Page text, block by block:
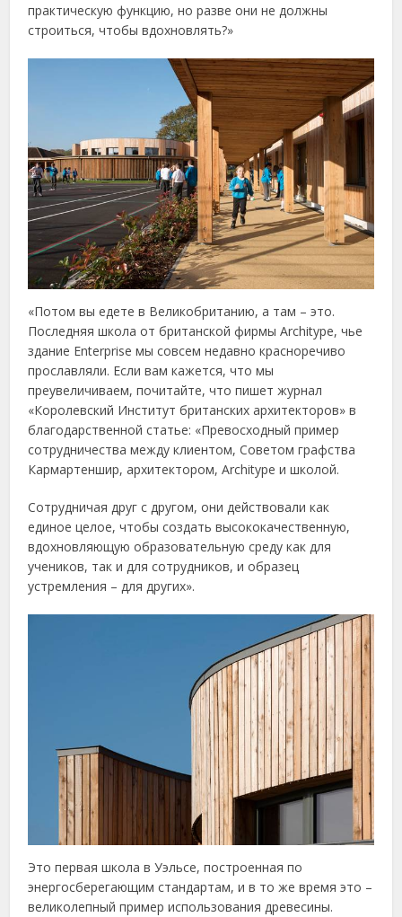
практическую функцию, но разве они не должны
строиться, чтобы вдохновлять?»
«Потом вы едете в Великобританию, а там – это.
Последняя школа от британской фирмы Architype, чье
здание Enterprise мы совсем недавно красноречиво
прославляли. Если вам кажется, что мы
преувеличиваем, почитайте, что пишет журнал
«Королевский Институт британских архитекторов» в
благодарственной статье: «Превосходный пример
сотрудничества между клиентом, Советом графства
Кармартеншир, архитектором, Architype и школой.
Сотрудничая друг с другом, они действовали как
единое целое, чтобы создать высококачественную,
вдохновляющую образовательную среду как для
учеников, так и для сотрудников, и образец
устремления – для других».
Это первая школа в Уэльсе, построенная по
энергосберегающим стандартам, и в то же время это –
великолепный пример использования древесины.